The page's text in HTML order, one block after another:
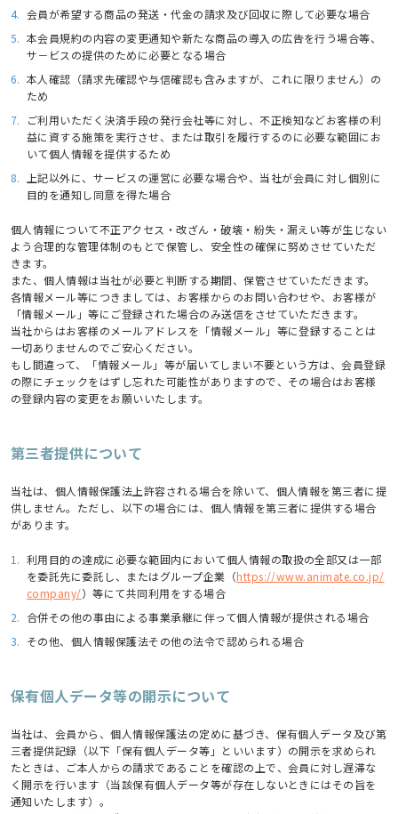
4. 会員が希望する商品の発送・代金の請求及び回収に際して必要な場合
5. 本会員規約の内容の変更通知や新たな商品の導入の広告を行う場合等、
サ－ビスの提供のために必要となる場合
6. 本人確認（請求先確認や与信確認も含みますが、これに限りません）の
ため
7.
ご利用いただく決済手段の発行会社等に対し、不正検知などお客様の利
益に資する施策を実行させ、または取引を履行するのに必要な範囲にお
いて個人情報を提供するため
8.
上記以外に、サービスの運営に必要な場合や、当社が会員に対し個別に
目的を通知し同意を得た場合
個人情報について不正アクセス・改ざん・破壊・紛失・漏えい等が生じない
よう合理的な管理体制のもとで保管し、安全性の確保に努めさせていただ
きます。
また、個人情報は当社が必要と判断する期間、保管させていただきます。
各情報メール等につきましては、お客様からのお問い合わせや、お客様が
「情報メール」等にご登録された場合のみ送信をさせていただきます。
当社からはお客様のメールアドレスを「情報メール」等に登録することは
一切ありませんのでご安心ください。
もし間違って、「情報メール」等が届いてしまい不要という方は、会員登録
の際にチェックをはずし忘れた可能性がありますので、その場合はお客様
の登録内容の変更をお願いいたします。
第三者提供について
当社は、個人情報保護法上許容される場合を除いて、個人情報を第三者に提
供しません。ただし、以下の場合には、個人情報を第三者に提供する場合
があります。
1. 利用目的の達成に必要な範囲内において個人情報の取扱の全部又は一部
を委託先に委託し、またはグループ企業（https://www.animate.co.jp/
company/）等にて共同利用をする場合
2. 合併その他の事由による事業承継に伴って個人情報が提供される場合
3. その他、個人情報保護法その他の法令で認められる場合
保有個人データ等の開示について
当社は、会員から、個人情報保護法の定めに基づき、保有個人データ及び第
三者提供記録（以下「保有個人データ等」といいます）の開示を求められ
たときは、ご本人からの請求であることを確認の上で、会員に対し遅滞な
く開示を行います（当該保有個人データ等が存在しないときにはその旨を
通知いたします）。